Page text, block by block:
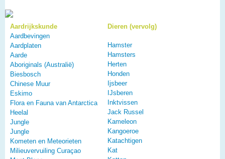
Aardrijkskunde
Aardbevingen
Aardplaten
Aarde
Aboriginals (Australië)
Biesbosch
Chinese Muur
Eskimo
Flora en Fauna van Antarctica
Heelal
Jungle
Jungle
Kometen en Meteorieten
Milieuvervuiling Curaçao
Dieren (vervolg)
Hamster
Hamsters
Herten
Honden
Ijsbeer
IJsberen
Inktvissen
Jack Russel
Kameleon
Kangoeroe
Katachtigen
Kat